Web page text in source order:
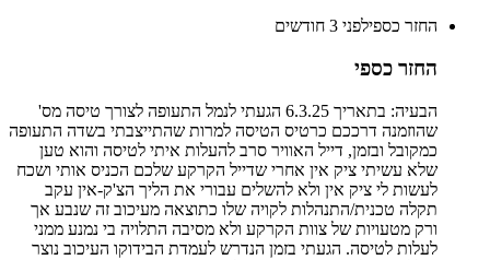
החזר כספילפני 3 חודשים
החזר כספי
הבעיה: בתאריך 6.3.25 הגעתי לנמל התעופה לצורך טיסה מס'
שהוזמנה דרככם כרטיס הטיסה למרות שהתייצבתי בשדה התעופה
כמקובל ובזמן, דייל האוויר סרב להעלות איתי לטיסה והוא טען
שלא עשיתי ציק אין אחרי שדייל הקרקע שלכם הכניס אותי ושכח
לעשות לי ציק אין ולא להשלים עבורי את הליך הצ'ק-אין עקב
תקלה טכנית/התנהלות לקויה שלו כתוצאה מעיכוב זה שנבע אך
ורק מטעויות של צוות הקרקע ולא מסיבה התלויה בי נמנע ממני
לעלות לטיסה. הגעתי בזמן הנדרש לעמדת הבידוקו העיכוב נוצר